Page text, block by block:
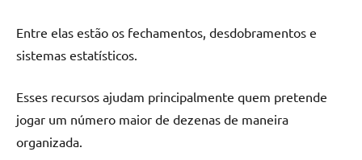
Entre elas estão os fechamentos, desdobramentos e
sistemas estatísticos.
Esses recursos ajudam principalmente quem pretende
jogar um número maior de dezenas de maneira
organizada.